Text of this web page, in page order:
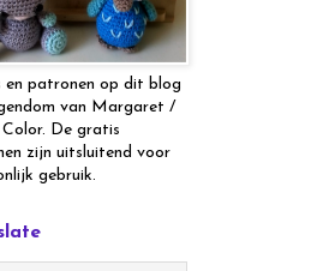
en patronen op dit blog
van Margaret /
De gratis
zijn uitsluitend voor
gebruik.